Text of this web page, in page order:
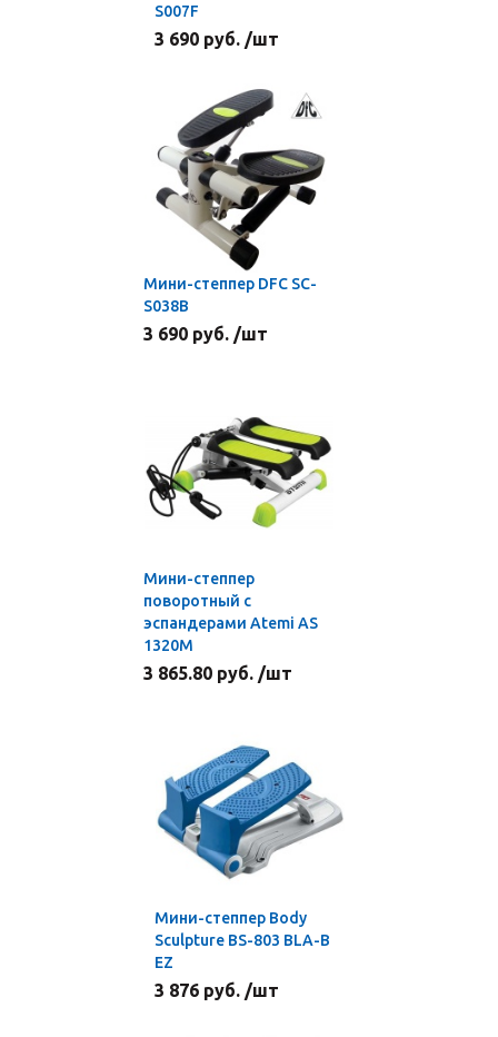
S007F
3 690 руб. /шт
Мини-степпер DFC SC-
S038B
3 690 руб. /шт
Мини-степпер
поворотный с
эспандерами Atemi AS
1320M
3 865.80 руб. /шт
Мини-степпер Body
Sculpture BS-803 BLA-B
EZ
3 876 руб. /шт